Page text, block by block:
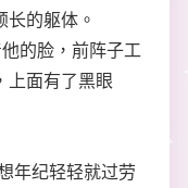
长的躯体。
的脸，前阵子工
上面有了黑眼
年纪轻轻就过劳